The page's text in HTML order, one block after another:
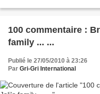
100 commentaire :
family ... ...
Publié le 27/05/2010 à 23:26
Par Gri-Gri International